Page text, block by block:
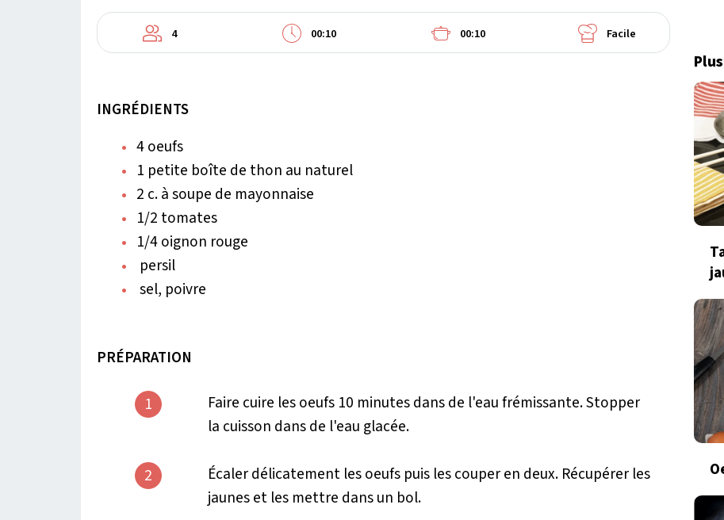
4 00:10 00:10 Facile
INGRÉDIENTS
4 oeufs
1 petite boîte de thon au naturel
2 c. à soupe de mayonnaise
1/2 tomates
1/4 oignon rouge
persil
sel, poivre
PRÉPARATION
1
Faire cuire les oeufs 10 minutes dans de l'eau frémissante. Stopper
la cuisson dans de l'eau glacée.
2
Écaler délicatement les oeufs puis les couper en deux. Récupérer les
jaunes et les mettre dans un bol.